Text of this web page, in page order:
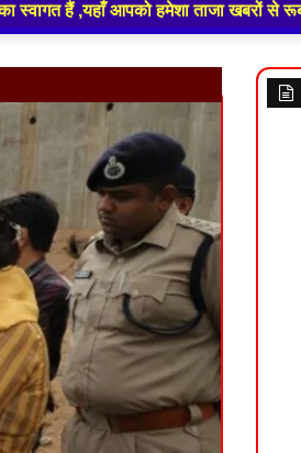
आपको हमेशा ताजा खबरों से रूबरू कराया